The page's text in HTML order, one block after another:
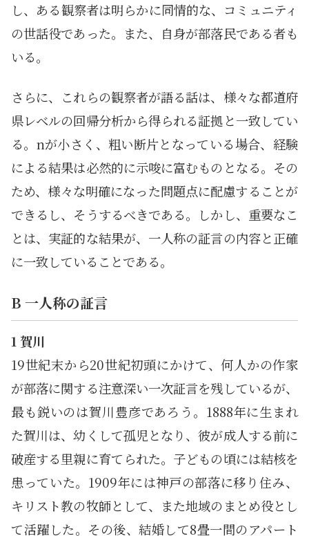
し、ある観察者は明らかに同情的な、コミュニティ
の世話役であった。また、自身が部落民である者も
いる。
さらに、これらの観察者が語る話は、様々な都道府
県レベルの回帰分析から得られる証拠と一致してい
る。nが小さく、粗い断片となっている場合、経験
による結果は必然的に示唆に富むものとなる。その
ため、様々な明確になった問題点に配慮することが
できるし、そうするべきである。しかし、重要なこ
とは、実証的な結果が、一人称の証言の内容と正確
に一致していることである。
B 一人称の証言
1 賀川
19世紀末から20世紀初頭にかけて、何人かの作家
が部落に関する注意深い一次証言を残しているが、
最も鋭いのは賀川豊彦であろう。1888年に生まれ
た賀川は、幼くして孤児となり、彼が成人する前に
破産する里親に育てられた。子どもの頃には結核を
患っていた。1909年には神戸の部落に移り住み、
キリスト教の牧師として、また地域のまとめ役とし
て活躍した。その後、結婚して8畳一間のアパート